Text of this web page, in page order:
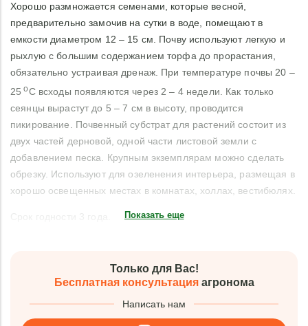
Хорошо размножается семенами, которые весной,
предварительно замочив на сутки в воде, помещают в
емкости диаметром 12 – 15 см. Почву используют легкую и
рыхлую с большим содержанием торфа до прорастания,
обязательно устраивая дренаж. При температуре почвы 20 –
25 оС всходы появляются через 2 – 4 недели. Как только
сеянцы вырастут до 5 – 7 см в высоту, проводится
пикирование. Почвенный субстрат для растений состоит из
двух частей дерновой, одной части листовой земли с
добавлением песка. Крупным экземплярам можно сделать
обрезку. Используют для озеленения интерьера, размещая в
хорошо освещенных местах в комнатах, холлах, вестибюлях.
Показать еще
Только для Вас!
Бесплатная консультацияагронома
Написать нам